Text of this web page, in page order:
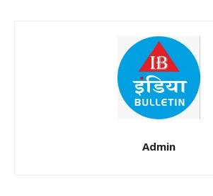
Admin